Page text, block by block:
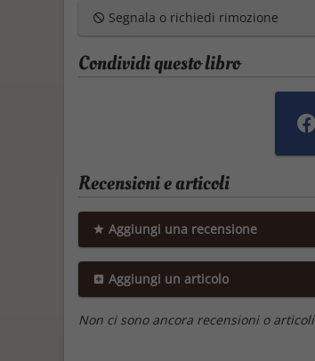
Segnala o richiedi rimozione
Condividi questo libro
Recensioni e articoli
Aggiungi una recensione
Aggiungi un articolo
Non ci sono ancora recensioni o articoli